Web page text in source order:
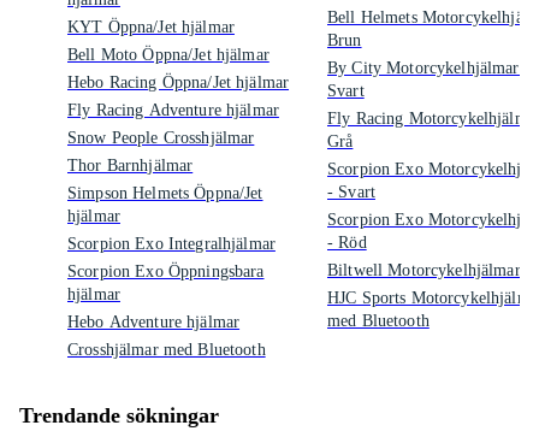
KYT Öppna/Jet hjälmar
Bell Moto Öppna/Jet hjälmar
Hebo Racing Öppna/Jet hjälmar
Fly Racing Adventure hjälmar
Snow People Crosshjälmar
Thor Barnhjälmar
Simpson Helmets Öppna/Jet
hjälmar
Scorpion Exo Integralhjälmar
Scorpion Exo Öppningsbara
hjälmar
Hebo Adventure hjälmar
Crosshjälmar med Bluetooth
Bell Helmets
Brun
By City Motorcykelhjälmar -
Svart
Fly Racing
Grå
Scorpion Exo
- Svart
Scorpion Exo
- Röd
Biltwell Motorcykelhjälmar
HJC Sports
med Bluetooth
Trendande sökningar